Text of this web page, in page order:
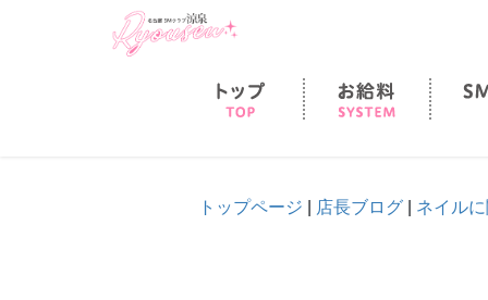
ホーム お給料
トップページ 店長ブログ ネイル